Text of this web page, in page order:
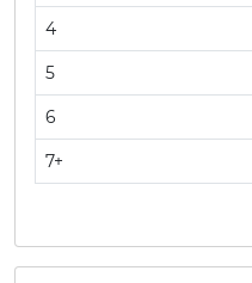
4
5
6
7+